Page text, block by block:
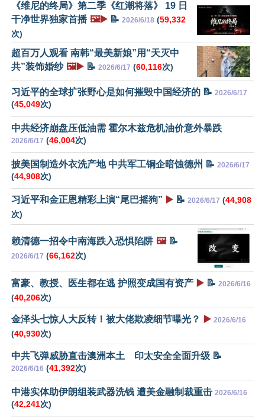
《维尼的终局》第二季《红潮将落》 19 日
干净世界独家首播 🖼️▶️ 📝 2026/6/18 (59,332
次)
超百万人观看 南韩“最美新娘”用“天灭中
共”装饰婚纱 🖼️▶️ 📝 2026/6/17 (60,116次)
习近平的全球扩张野心是如何摧毁中国经济的 📝 2026/6/17
(45,049次)
中共经济崩盘压低油需 霍尔木兹危机油价意外暴跌
2026/6/17 (46,004次)
披美国制造外衣洗产地 中共军工铜企暗蚀德州 📝 2026/6/17
(44,908次)
习近平和金正恩精彩上演“尾巴摇狗” ▶️ 📝 2026/6/17 (44,908
次)
赖清德一招令中南海跌入恐惧陷阱 🖼️📝
2026/6/17 (66,162次)
富豪、教授、医生都在逃 护照变成国有资产 ▶️ 📝 2026/6/16
(40,206次)
金泽头七惊人大反转！被大佬欺凌细节曝光？ ▶️ 2026/6/16
(40,930次)
中共飞弹威胁直击澳洲本土 印太安全全面升级 📝
2026/6/16 (41,392次)
中港实体助伊朗组装武器洗钱 遭美金融制裁重击 2026/6/16
(42,241次)